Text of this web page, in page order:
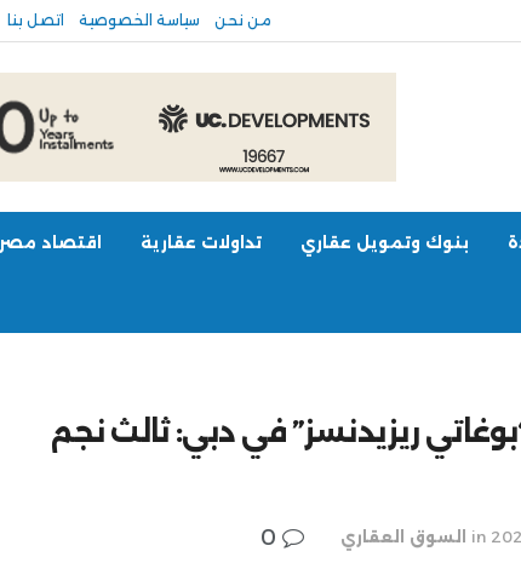
من نحن سياسة الخصوصية اتصل بنا
بنوك وتمويل عقاري تداولات عقارية اقتصاد مصر
ريزيدنسز” في دبي: ثالث نجم
in السوق العقاري